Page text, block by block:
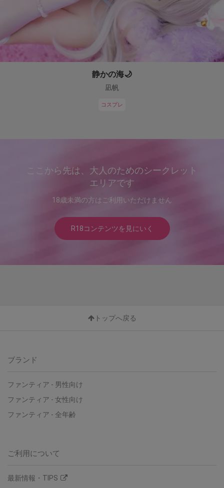
静かの海🌙
凪帆
コスプレ
ここから先は、大人のためのシークレット
エリアです
18歳未満の方はご利用いただけません
R18コンテンツを見にいく
トップへ戻る
ブランド
ファンティア - 男性向け
ファンティア - 女性向け
ファンティア - 全年齢
ご利用について
最新情報・TIPS